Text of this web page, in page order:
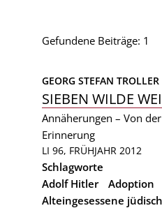
Gefundene Beiträge: 1
GEORG STEFAN TROLLER
SIEBEN WILDE
Annäherungen – Von
Erinnerung
LI 96, FRÜHJAHR 2012
Schlagworte
Adolf Hitler
Adoption
Alteingesessene